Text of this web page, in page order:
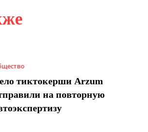
тиктокерши Arzum
на повторную